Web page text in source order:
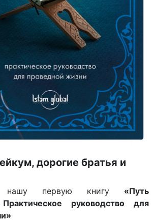
дорогие братья и
нашу первую книгу «Путь
Практическое руководство для